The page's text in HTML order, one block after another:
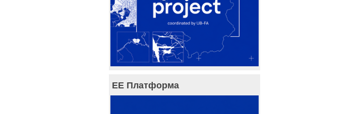
ЕЕ Платформа